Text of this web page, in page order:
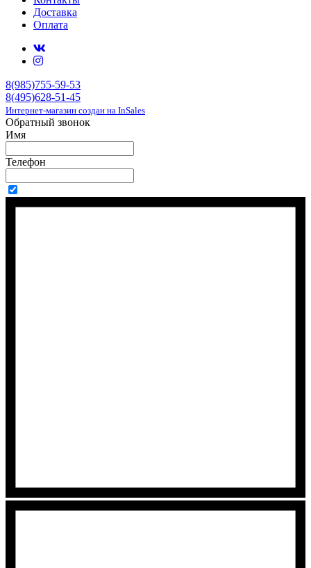
Доставка
Оплата
8(985)755-59-53
8(495)628-51-45
Интернет-магазин создан на InSales
Обратный звонок
Имя
Телефон